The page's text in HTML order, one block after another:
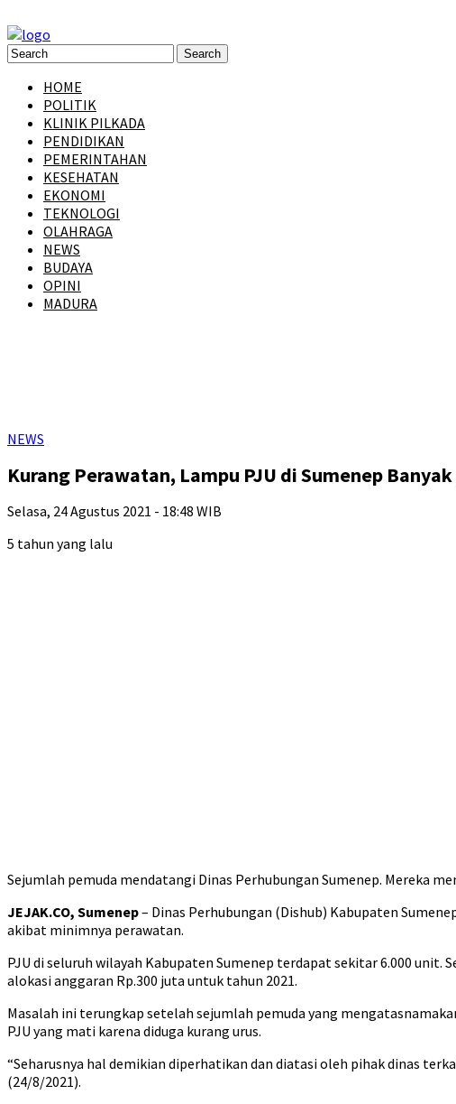
HOME
POLITIK
KLINIK PILKADA
PENDIDIKAN
PEMERINTAHAN
KESEHATAN
EKONOMI
TEKNOLOGI
OLAHRAGA
NEWS
BUDAYA
OPINI
MADURA
NEWS
Kurang Perawatan, Lampu PJU di Sumenep
Selasa, 24 Agustus 2021 - 18:48 WIB
5 tahun yang lalu
Sejumlah pemuda mendatangi Dinas Perhubungan Sumenep. Mereka
JEJAK.CO, Sumenep– Dinas Perhubungan (Dishub) Kabupaten
akibat minimnya perawatan.
PJU di seluruh wilayah Kabupaten Sumenep terdapat sekitar 6.000 unit.
alokasi anggaran Rp.300 juta untuk tahun 2021.
Masalah ini terungkap setelah sejumlah pemuda yang
PJU yang mati karena diduga kurang urus.
“Seharusnya hal demikian diperhatikan dan diatasi oleh pihak dinas
(24/8/2021).